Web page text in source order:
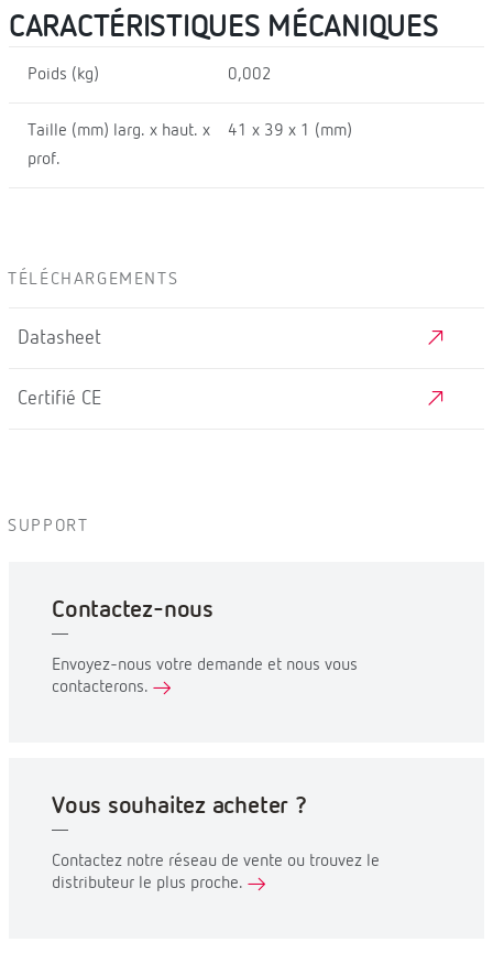
CARACTÉRISTIQUES MÉCANIQUES
Poids (kg) 0,002
Taille (mm) larg. x haut. x
prof.
41 x 39 x 1 (mm)
TÉLÉCHARGEMENTS
Datasheet
Certifié CE
SUPPORT
Contactez-nous
Envoyez-nous votre demande et nous vous
contacterons.
Vous souhaitez acheter ?
Contactez notre réseau de vente ou trouvez le
distributeur le plus proche.